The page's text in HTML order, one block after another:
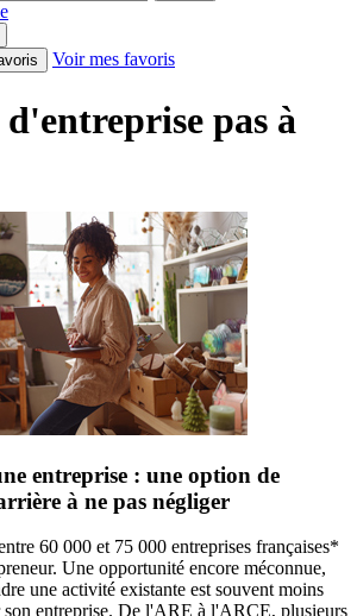
Voir mes favoris
pas à
entreprise : une option de
à ne pas négliger
60 000 et 75 000 entreprises françaises*
Une opportunité encore méconnue,
une activité existante est souvent moins
son entreprise. De l'ARE à l'ARCE, plusieurs